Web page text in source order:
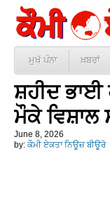
ਮੁਖੱ ਪੰਨਾ ਖ਼ਬਰਾਂ
ਸ਼ਹੀਦ ਭਾਈ
ਮੌਕੇ ਵਿਸ਼ਾਲ
June 8, 2026
by: ਕੌਮੀ ਏਕਤਾ ਨਿਊਜ਼ ਬੀਊਰੋ